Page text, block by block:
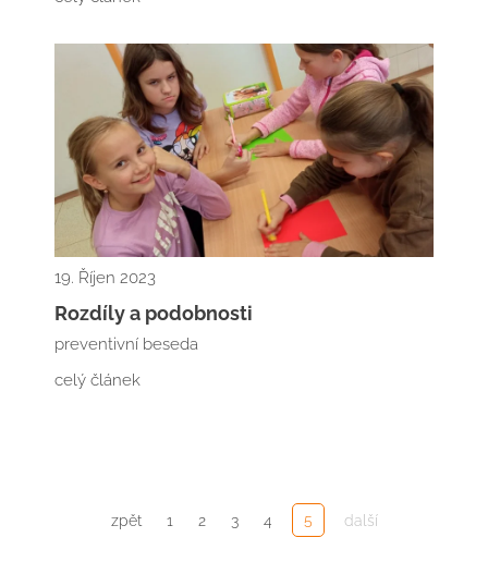
19. Říjen 2023
Rozdíly a podobnosti
preventivní beseda
celý článek
zpět 1 2 3 4 5 další